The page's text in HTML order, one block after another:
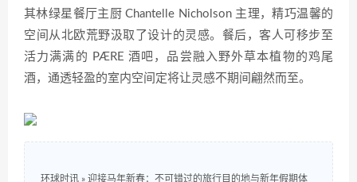
其林绿星餐厅主厨 Chantelle Nicholson 主理，精巧温馨的
空间从北欧荒野汲取了设计的灵感。餐后，客人可移步至
活力满满的 PÆRE 酒吧，品尝融入野外草本植物的鸡尾
酒，通透轻盈的室内空间定将让灵感不期间翩然而至。
环球时讯 » 迎接马年新春：不可错过的旅行目的地与新年假期体